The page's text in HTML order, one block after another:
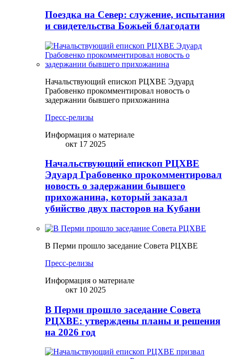
Поездка на Север: служение, испытания
и свидетельства Божьей благодати
Начальствующий епископ РЦХВЕ Эдуард
Грабовенко прокомментировал новость о
задержании бывшего прихожанина
Пресс-релизы
Информация о материале
окт 17 2025
Начальствующий епископ РЦХВЕ
Эдуард Грабовенко прокомментировал
новость о задержании бывшего
прихожанина, который заказал
убийство двух пасторов на Кубани
В Перми прошло заседание Совета РЦХВЕ
Пресс-релизы
Информация о материале
окт 10 2025
В Перми прошло заседание Совета
РЦХВЕ: утверждены планы и решения
на 2026 год